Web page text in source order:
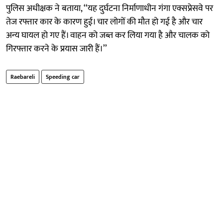
पुलिस अधीक्षक ने बताया, ‘‘यह दुर्घटना निर्माणाधीन गंगा एक्सप्रेसवे पर
तेज रफ्तार कार के कारण हुई। चार लोगों की मौत हो गई है और चार
अन्य घायल हो गए हैं। वाहन को जब्त कर लिया गया है और चालक को
गिरफ्तार करने के प्रयास जारी हैं।’’
Raebareli Speeding car